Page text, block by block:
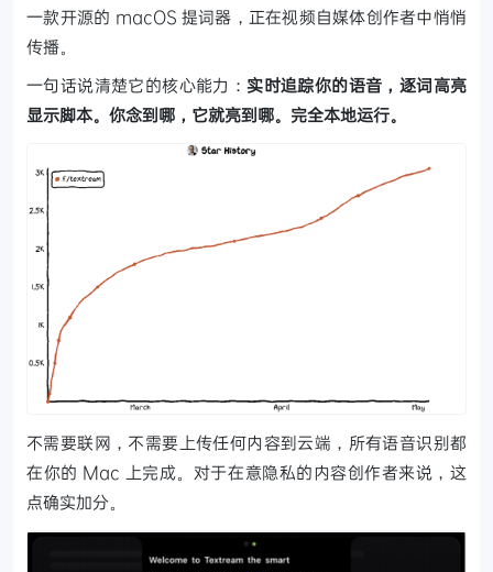
一款开源的 macOS 提词器，正在视频自媒体创作者中悄悄
传播。
一句话说清楚它的核心能力：实时追踪你的语音，逐词高亮
显示脚本。你念到哪，它就亮到哪。完全本地运行。
不需要联网，不需要上传任何内容到云端，所有语音识别都
在你的 Mac 上完成。对于在意隐私的内容创作者来说，这
点确实加分。